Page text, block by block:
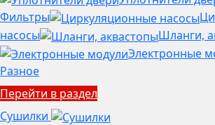
Фильтры
насосы
Шланги,
Электронные
Разное
Перейти в раздел
Сушилки